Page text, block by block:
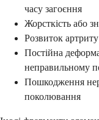
часу загоєння
Жорсткість або
Розвиток
Постійна
неправильному
Пошкодження
поколювання